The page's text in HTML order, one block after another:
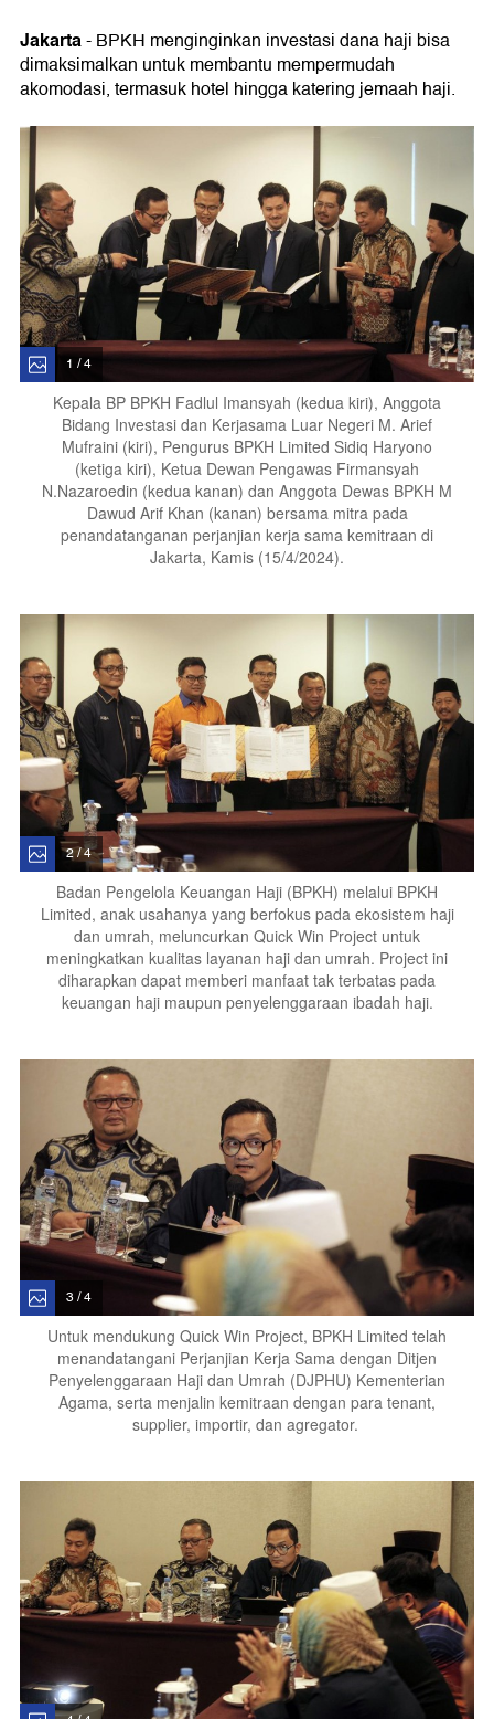
Jakarta- BPKH menginginkan investasi dana haji bisa
dimaksimalkan untuk membantu mempermudah
akomodasi, termasuk hotel hingga katering jemaah haji.
1 / 4
Kepala BP BPKH Fadlul Imansyah (kedua kiri), Anggota
Bidang Investasi dan Kerjasama Luar Negeri M. Arief
Mufraini (kiri), Pengurus BPKH Limited Sidiq Haryono
(ketiga kiri), Ketua Dewan Pengawas Firmansyah
N.Nazaroedin (kedua kanan) dan Anggota Dewas BPKH M
Dawud Arif Khan (kanan) bersama mitra pada
penandatanganan perjanjian kerja sama kemitraan di
Jakarta, Kamis (15/4/2024).
2 / 4
Badan Pengelola Keuangan Haji (BPKH) melalui BPKH
Limited, anak usahanya yang berfokus pada ekosistem haji
dan umrah, meluncurkan Quick Win Project untuk
meningkatkan kualitas layanan haji dan umrah. Project ini
diharapkan dapat memberi manfaat tak terbatas pada
keuangan haji maupun penyelenggaraan ibadah haji.
3 / 4
Untuk mendukung Quick Win Project, BPKH Limited telah
menandatangani Perjanjian Kerja Sama dengan Ditjen
Penyelenggaraan Haji dan Umrah (DJPHU) Kementerian
Agama, serta menjalin kemitraan dengan para tenant,
supplier, importir, dan agregator.